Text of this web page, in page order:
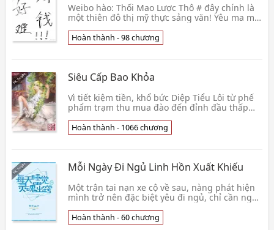
Weibo hào: Thối Mao Lược Thô # đây chính là
một thiên đô thị mỹ thực sảng văn! Yêu ma mở
thực hi👦 Thối Qua
Hoàn thành - 98 chương
Siêu Cấp Bao Khỏa
Vì tiết kiệm tiền, khổ bức Diệp Tiểu Lôi từ phế
phẩm trạm thu mua đào đến đỉnh đầu thấp
giáp tuy 👦 Trầm Mặc Bất Thị Đê Điều
Hoàn thành - 1066 chương
Mỗi Ngày Đi Ngủ Linh Hồn Xuất Khiếu
Một trận tai nạn xe cộ về sau, nàng phát hiện
mình trở nên đặc biệt yêu đi ngủ, chỉ cần ngủ,
thân👦 Tuyết Nguyên U Linh
Hoàn thành - 60 chương